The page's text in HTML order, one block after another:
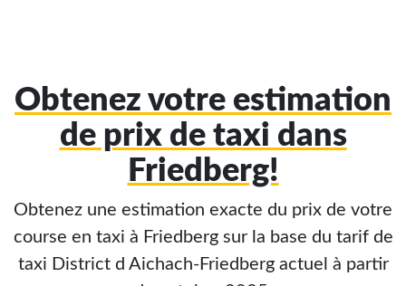
Obtenez votre estimation
de prix de taxi dans
Friedberg!
Obtenez une estimation exacte du prix de votre
course en taxi à Friedberg sur la base du tarif de
taxi District d Aichach-Friedberg actuel à partir